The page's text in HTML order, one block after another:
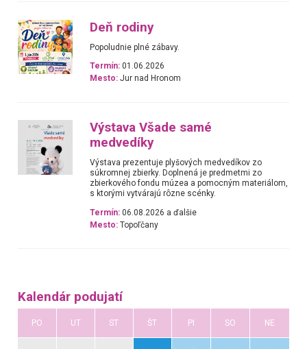
Deň rodiny
Popoludnie plné zábavy.
Termín: 01.06.2026
Mesto: Jur nad Hronom
Výstava Všade samé
medvedíky
Výstava prezentuje plyšových medvedíkov zo
súkromnej zbierky. Doplnená je predmetmi zo
zbierkového fondu múzea a pomocným materiálom,
s ktorými vytvárajú rôzne scénky.
Termín: 06.08.2026 a ďalšie
Mesto: Topoľčany
Kalendár podujatí
PO UT ST ŠT PI SO NE